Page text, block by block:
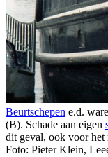
Beurtschepen e.d.
(B). Schade aan eigen
dit geval, ook voor het
Foto: Pieter Klein,